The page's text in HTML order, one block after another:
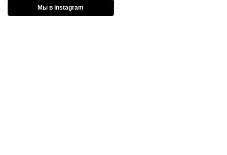
Мы в instagram